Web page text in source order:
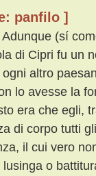
panfilo ]
Adunque (sí
di Cipri fu un
altro
lo avesse la
era che egli,
di corpo tutti
il cui vero
lusinga o